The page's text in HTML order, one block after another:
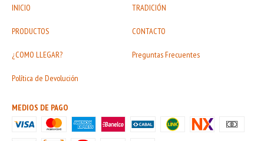
INICIO
TRADICIÓN
PRODUCTOS CONTACTO
¿COMO LLEGAR? Preguntas Frecuentes
Política de Devolución
MEDIOS DE PAGO